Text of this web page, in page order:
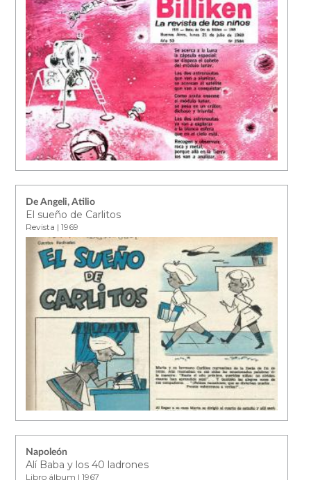
De Angeli, Atilio
El sueño de Carlitos
Revista | 1969
Napoleón
Alí Baba y los 40 ladrones
Libro álbum | 1967